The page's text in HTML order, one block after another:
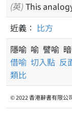
(英) This
近義： 比方
隱喻 喻 譬喻
借喻 切入點 反
類比
© 2022 香港辭書有限公